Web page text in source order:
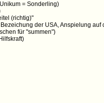
= Sonderling)
(richtig)"
der USA, Anspielung auf
für "summen")